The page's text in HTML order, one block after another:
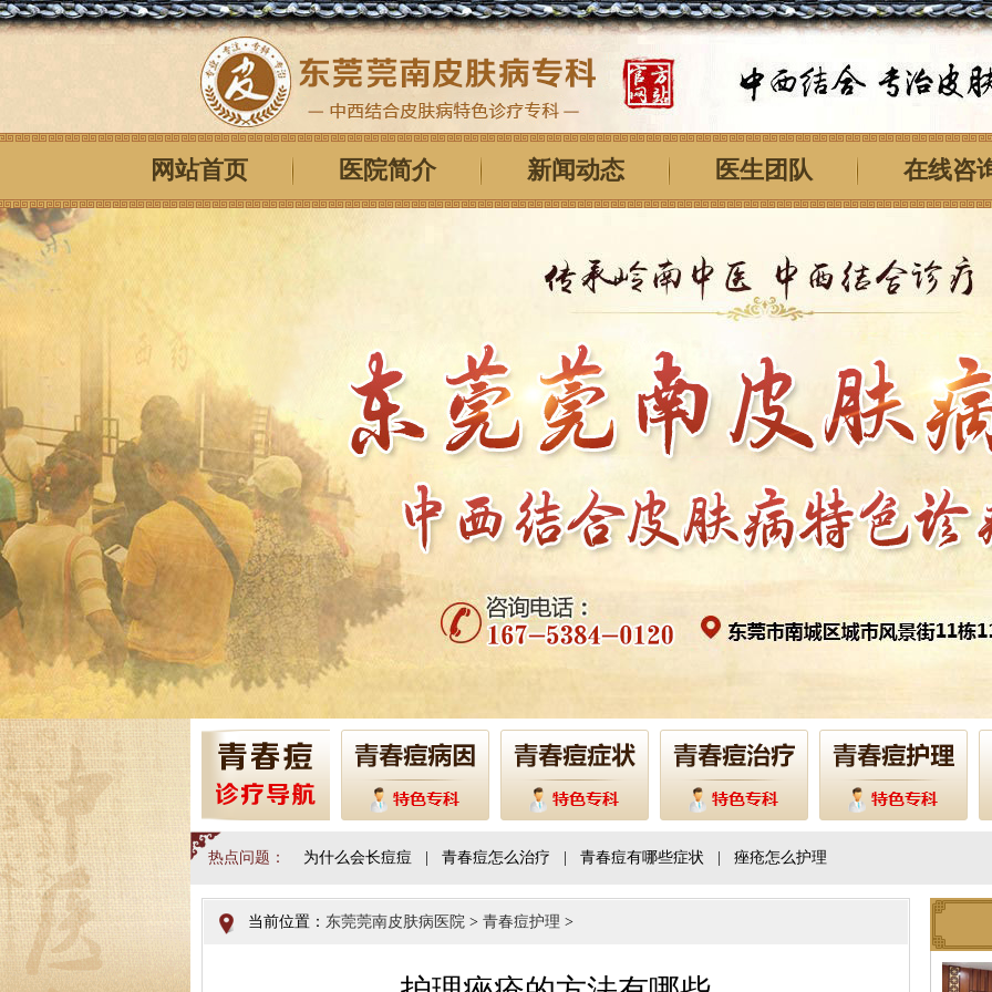
网站首页 医院简介 新闻动态 医生团队 在线咨
热点问题： 为什么会长痘痘 青春痘怎么治疗 青春痘有哪些症状 痤疮怎么护理
当前位置： 东莞莞南皮肤病医院 > 青春痘护理 >